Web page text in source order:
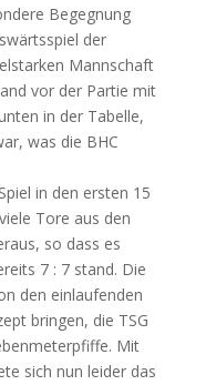
Begegnung
der
Mannschaft
vor der Partie mit
in der Tabelle,
was die BHC
in den ersten 15
Tore aus den
so dass es
7 : 7 stand. Die
den einlaufenden
bringen, die TSG
Mit
sich nun leider das